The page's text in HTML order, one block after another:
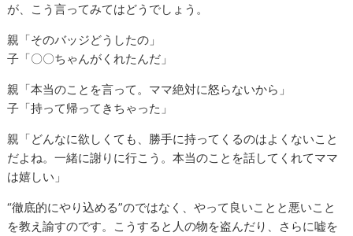
が、こう言ってみてはどうでしょう。
親「そのバッジどうしたの」
子「〇〇ちゃんがくれたんだ」
親「本当のことを言って。ママ絶対に怒らないから」
子「持って帰ってきちゃった」
親「どんなに欲しくても、勝手に持ってくるのはよくないこと
だよね。一緒に謝りに行こう。本当のことを話してくれてママ
は嬉しい」
“徹底的にやり込める”のではなく、やって良いことと悪いこと
を教え諭すのです。こうすると人の物を盗んだり、さらに嘘を